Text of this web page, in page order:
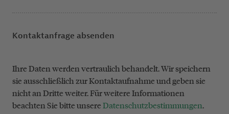
Kontaktanfrage absenden
Ihre Daten werden vertraulich behandelt. Wir speichern
sie ausschließlich zur Kontaktaufnahme und geben sie
nicht an Dritte weiter. Für weitere Informationen
beachten Sie bitte unsereDatenschutzbestimmungen.